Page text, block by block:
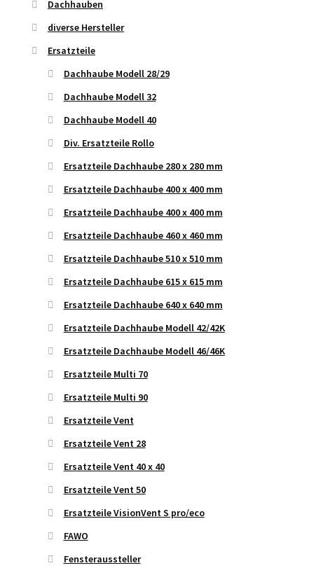
Dachhauben
diverse Hersteller
Ersatzteile
Dachhaube Modell 28/29
Dachhaube Modell 32
Dachhaube Modell 40
Div. Ersatzteile Rollo
Ersatzteile Dachhaube 280 x 280 mm
Ersatzteile Dachhaube 400 x 400 mm
Ersatzteile Dachhaube 400 x 400 mm
Ersatzteile Dachhaube 460 x 460 mm
Ersatzteile Dachhaube 510 x 510 mm
Ersatzteile Dachhaube 615 x 615 mm
Ersatzteile Dachhaube 640 x 640 mm
Ersatzteile Dachhaube Modell 42/42K
Ersatzteile Dachhaube Modell 46/46K
Ersatzteile Multi 70
Ersatzteile Multi 90
Ersatzteile Vent
Ersatzteile Vent 28
Ersatzteile Vent 40 x 40
Ersatzteile Vent 50
Ersatzteile VisionVent S pro/eco
FAWO
Fensteraussteller